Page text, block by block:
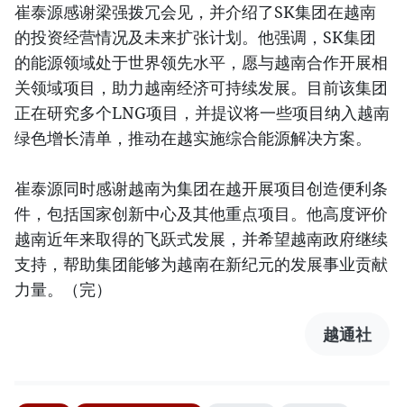
崔泰源感谢梁强拨冗会见，并介绍了SK集团在越南
的投资经营情况及未来扩张计划。他强调，SK集团
的能源领域处于世界领先水平，愿与越南合作开展相
关领域项目，助力越南经济可持续发展。目前该集团
正在研究多个LNG项目，并提议将一些项目纳入越南
绿色增长清单，推动在越实施综合能源解决方案。
崔泰源同时感谢越南为集团在越开展项目创造便利条
件，包括国家创新中心及其他重点项目。他高度评价
越南近年来取得的飞跃式发展，并希望越南政府继续
支持，帮助集团能够为越南在新纪元的发展事业贡献
力量。（完）
越通社